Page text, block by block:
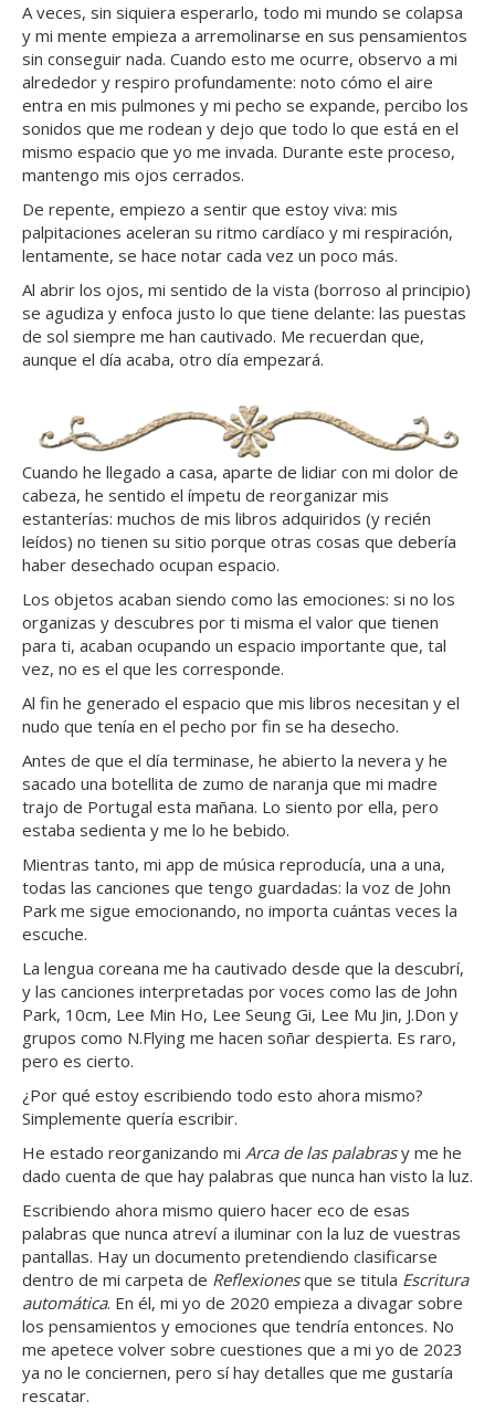
A veces, sin siquiera esperarlo, todo mi mundo se colapsa
y mi mente empieza a arremolinarse en sus pensamientos
sin conseguir nada. Cuando esto me ocurre, observo a mi
alrededor y respiro profundamente: noto cómo el aire
entra en mis pulmones y mi pecho se expande, percibo los
sonidos que me rodean y dejo que todo lo que está en el
mismo espacio que yo me invada. Durante este proceso,
mantengo mis ojos cerrados.
De repente, empiezo a sentir que estoy viva: mis
palpitaciones aceleran su ritmo cardíaco y mi respiración,
lentamente, se hace notar cada vez un poco más.
Al abrir los ojos, mi sentido de la vista (borroso al principio)
se agudiza y enfoca justo lo que tiene delante: las puestas
de sol siempre me han cautivado. Me recuerdan que,
aunque el día acaba, otro día empezará.
Cuando he llegado a casa, aparte de lidiar con mi dolor de
cabeza, he sentido el ímpetu de reorganizar mis
estanterías: muchos de mis libros adquiridos (y recién
leídos) no tienen su sitio porque otras cosas que debería
haber desechado ocupan espacio.
Los objetos acaban siendo como las emociones: si no los
organizas y descubres por ti misma el valor que tienen
para ti, acaban ocupando un espacio importante que, tal
vez, no es el que les corresponde.
Al fin he generado el espacio que mis libros necesitan y el
nudo que tenía en el pecho por fin se ha desecho.
Antes de que el día terminase, he abierto la nevera y he
sacado una botellita de zumo de naranja que mi madre
trajo de Portugal esta mañana. Lo siento por ella, pero
estaba sedienta y me lo he bebido.
Mientras tanto, mi app de música reproducía, una a una,
todas las canciones que tengo guardadas: la voz de John
Park me sigue emocionando, no importa cuántas veces la
escuche.
La lengua coreana me ha cautivado desde que la descubrí,
y las canciones interpretadas por voces como las de John
Park, 10cm, Lee Min Ho, Lee Seung Gi, Lee Mu Jin, J.Don y
grupos como N.Flying me hacen soñar despierta. Es raro,
pero es cierto.
¿Por qué estoy escribiendo todo esto ahora mismo?
Simplemente quería escribir.
He estado reorganizando mi Arca de las palabrasy me he
dado cuenta de que hay palabras que nunca han visto la luz.
Escribiendo ahora mismo quiero hacer eco de esas
palabras que nunca atreví a iluminar con la luz de vuestras
pantallas. Hay un documento pretendiendo clasificarse
dentro de mi carpeta de Reflexionesque se titula Escritura
automática. En él, mi yo de 2020 empieza a divagar sobre
los pensamientos y emociones que tendría entonces. No
me apetece volver sobre cuestiones que a mi yo de 2023
ya no le conciernen, pero sí hay detalles que me gustaría
rescatar.